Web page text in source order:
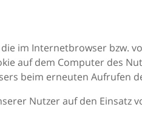
im Internetbrowser
auf dem Computer des
beim erneuten Aufrufen
Nutzer auf den Einsatz